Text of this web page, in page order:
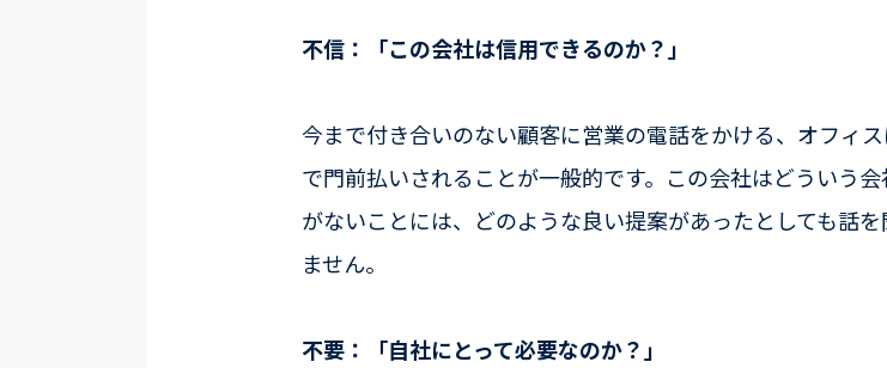
不信：「この会社は信用できるのか？」
今まで付き合いのない顧客に営業の電話をかける、オフィ
で門前払いされることが一般的です。この会社はどういう
がないことには、どのような良い提案があったとしても話
ません。
不要：「自社にとって必要なのか？」